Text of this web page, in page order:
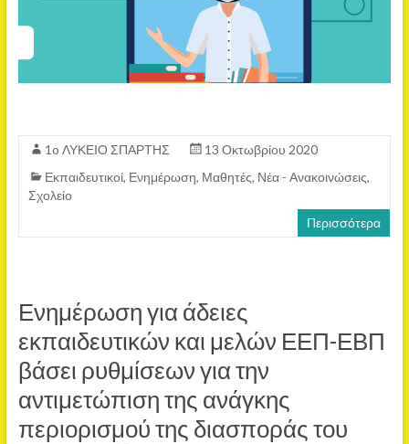
1o ΛΥΚΕΙΟ ΣΠΑΡΤΗΣ
13 Οκτωβρίου 2020
Εκπαιδευτικοί, Ενημέρωση, Μαθητές, Νέα - Ανακοινώσεις,
Σχολείο
Περισσότερα
Ενημέρωση για άδειες
εκπαιδευτικών και μελών ΕΕΠ-ΕΒΠ
βάσει ρυθμίσεων για την
αντιμετώπιση της ανάγκης
περιορισμού της διασποράς του